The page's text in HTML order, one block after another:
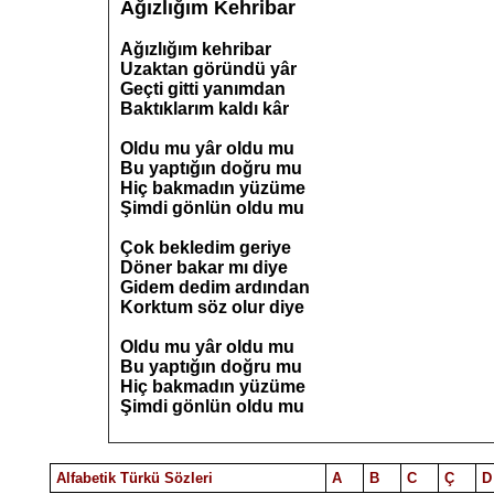
Ağızlığım Kehribar
Ağızlığım kehribar
Uzaktan göründü yâr
Geçti gitti yanımdan
Baktıklarım kaldı kâr
Oldu mu yâr oldu mu
Bu yaptığın doğru mu
Hiç bakmadın yüzüme
Şimdi gönlün oldu mu
Çok bekledim geriye
Döner bakar mı diye
Gidem dedim ardından
Korktum söz olur diye
Oldu mu yâr oldu mu
Bu yaptığın doğru mu
Hiç bakmadın yüzüme
Şimdi gönlün oldu mu
Alfabetik Türkü Sözleri A B C Ç D